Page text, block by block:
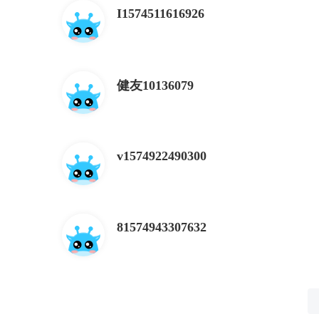
I1574511616926
健友10136079
v1574922490300
81574943307632